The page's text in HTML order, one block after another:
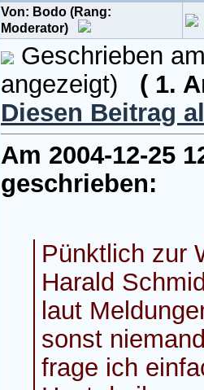
Von: Bodo (Rang:
Moderator)
Geschrieben
angezeigt) ( 1.
Diesen Beitrag
Am 2004-12-25
geschrieben:
Pünktlich zur
Harald
laut
sonst
frage ich